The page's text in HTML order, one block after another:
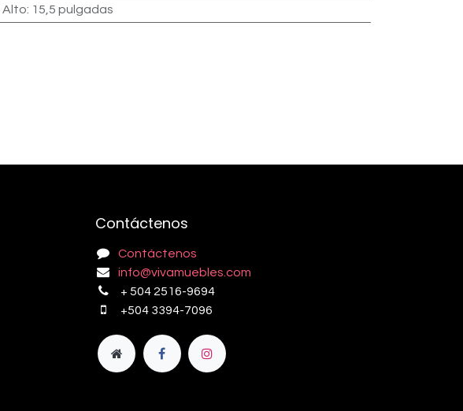
Alto: 15,5 pulgadas
Contáctenos
Contáctenos
info@vivamuebles.com
+ 504 2516-9694
+504 3394-7096